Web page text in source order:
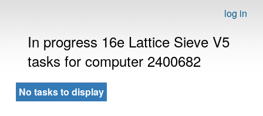
log in
In progress 16e Lattice Sieve V5
tasks for computer 2400682
No tasks to display